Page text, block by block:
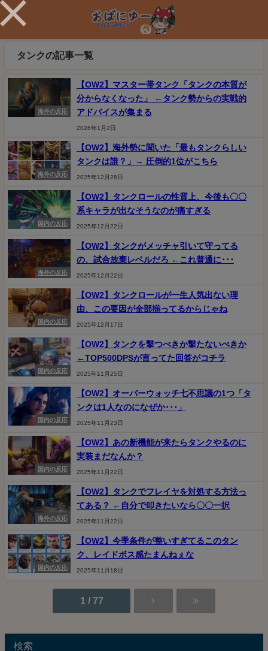
タンクの記事一覧
海外の反応
【OW2】マスター帯タンク「タンクの本質が
分からなくなった」 ←タンク勢からの実戦的
アドバイスが集まる
2026年1月2日
海外の反応
【OW2】海外勢に聞いた「最もタンクらしい
タンクは誰？」→ 圧倒的1位がこちら
2025年12月28日
国内の反応
【OW2】タンクロールの性質上、今後も〇〇
系キャラが出なそうなのが痛すぎる
2025年12月22日
海外の反応
【OW2】タンクがメッチャ引いて守ってる
の、試合放棄レベルだろ ←これ普通に･･･
2025年12月22日
国内の反応
【OW2】タンクロールが一生人気出ない理
由、この要因が全部揃ってるからじゃね
2025年12月17日
国内の反応
【OW2】タンクを撃つべきか撃たないべきか
←TOP500DPSが言ってた回答がコチラ
2025年11月25日
国内の反応
【OW2】オーバーウォッチ七不思議の1つ「タ
ンクは1人なのになぜか･･･」
2025年11月23日
国内の反応
【OW2】あの新機能が来たらタンクやるのに
実装まだなんか？
2025年11月22日
海外の反応
【OW2】タンクでフレイヤを対処する方法っ
てある？ ←自分で叩きたいなら〇〇一択
2025年11月22日
国内の反応
【OW2】今季条件が整いすぎてるこのタン
ク、レイドボス感たまんねぇな
2025年11月18日
1 / 77
検索